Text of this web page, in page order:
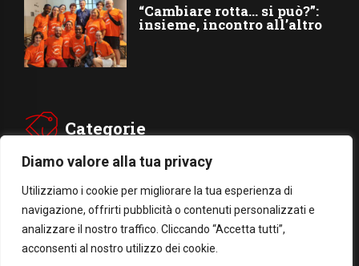
Diamo valore alla tua privacy
Utilizziamo i cookie per migliorare la tua esperienza di
navigazione, offrirti pubblicità o contenuti personalizzati e
analizzare il nostro traffico. Cliccando “Accetta tutti”,
acconsenti al nostro utilizzo dei cookie.
“Cambiare rotta… si può?”:
insieme, incontro all’altro
Categorie
CARITÁ GIUBILEO
CULTURA MEDIA